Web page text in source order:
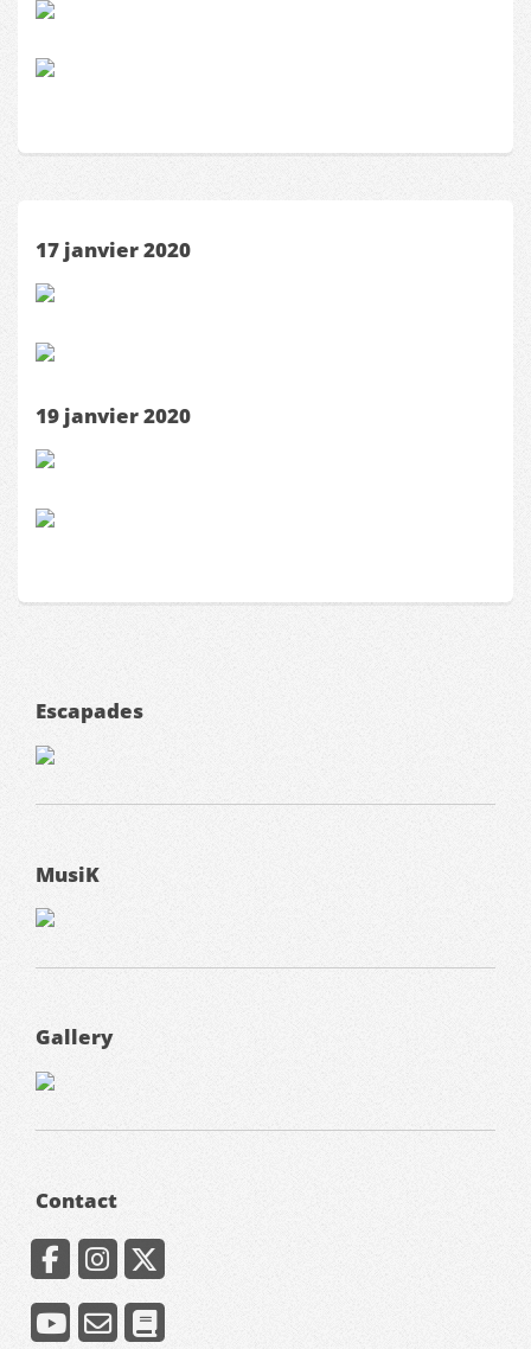
17 janvier 2020
19 janvier 2020
Escapades
MusiK
Gallery
Contact